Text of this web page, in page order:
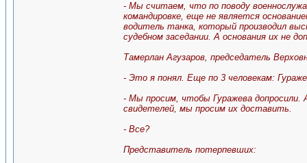
- Мы считаем, что по поводу
командировке, еще не является
водитель танка, который производил
судебном заседании. А основания их не
Тамерлан Агузаров, председатель
- Это я понял. Еще по 3 человекам:
- Мы просим, чтобы Гуражева
свидетелей, мы просим их доставить.
- Все?
Представитель потерпевших: